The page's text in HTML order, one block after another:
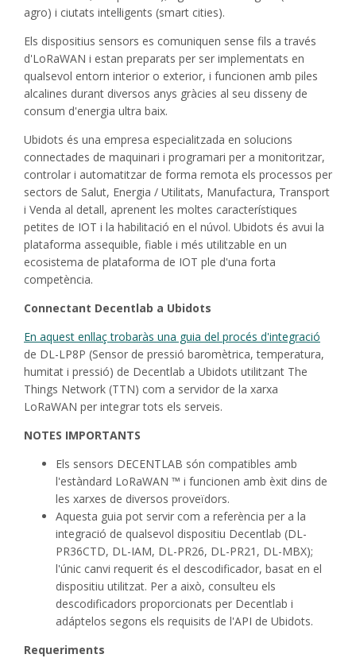
agro) i ciutats intel·ligents (smart cities).
Els dispositius sensors es comuniquen sense fils a través
d'LoRaWAN i estan preparats per ser implementats en
qualsevol entorn interior o exterior, i funcionen amb piles
alcalines durant diversos anys gràcies al seu disseny de
consum d'energia ultra baix.
Ubidots és una empresa especialitzada en solucions
connectades de maquinari i programari per a monitoritzar,
controlar i automatitzar de forma remota els processos per
sectors de Salut, Energia / Utilitats, Manufactura, Transport
i Venda al detall, aprenent les moltes característiques
petites de IOT i la habilitació en el núvol. Ubidots és avui la
plataforma assequible, fiable i més utilitzable en un
ecosistema de plataforma de IOT ple d'una forta
competència.
Connectant Decentlab a Ubidots
En aquest enllaç trobaràs una guia del procés d'integració
de DL-LP8P (Sensor de pressió baromètrica, temperatura,
humitat i pressió) de Decentlab a Ubidots utilitzant The
Things Network (TTN) com a servidor de la xarxa
LoRaWAN per integrar tots els serveis.
NOTES IMPORTANTS
Els sensors DECENTLAB són compatibles amb
l'estàndard LoRaWAN ™ i funcionen amb èxit dins de
les xarxes de diversos proveïdors.
Aquesta guia pot servir com a referència per a la
integració de qualsevol dispositiu Decentlab (DL-
PR36CTD, DL-IAM, DL-PR26, DL-PR21, DL-MBX);
l'únic canvi requerit és el descodificador, basat en el
dispositiu utilitzat. Per a això, consulteu els
descodificadors proporcionats per Decentlab i
adáptelos segons els requisits de l'API de Ubidots.
Requeriments